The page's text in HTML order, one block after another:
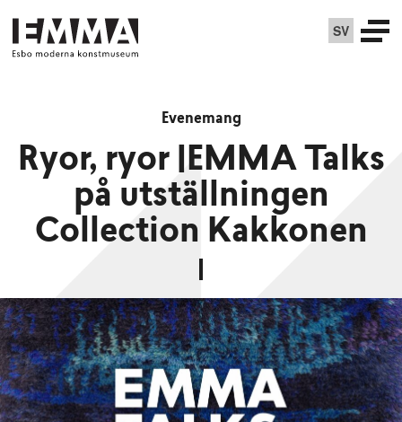
SV
Evenemang
Ryor, ryor |EMMA Talks
på utställningen
Collection Kakkonen